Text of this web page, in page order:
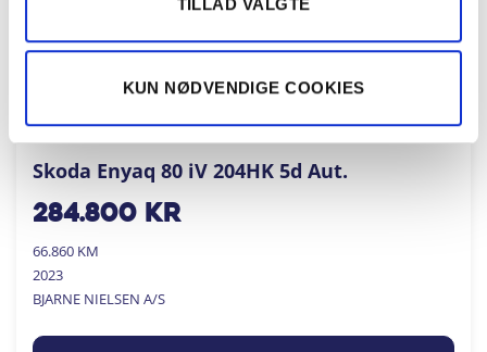
KUN NØDVENDIGE COOKIES
Skoda Enyaq 80 iV 204HK 5d Aut.
284.800kr
66.860 KM
2023
BJARNE NIELSEN A/S